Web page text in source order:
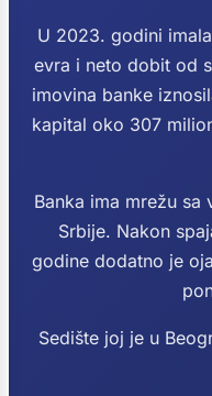
U 2023. godini
evra i neto dobit od
imovina banke
kapital oko 307
Banka ima mrežu
Srbije. Nakon
godine dodatno je
Sedište joj je u